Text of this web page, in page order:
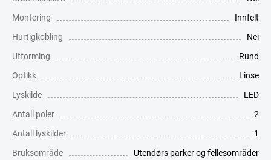
Montering
Innfelt
Hurtigkobling
Nei
Utforming
Rund
Optikk
Linse
Lyskilde
LED
Antall poler
2
Antall lyskilder
1
Bruksområde
Utendørs parker og fellesområder